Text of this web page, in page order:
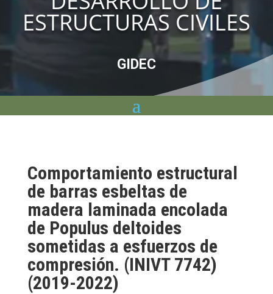
ESTRUCTURAS CIVILES
GIDEC
Comportamiento estructural
de barras esbeltas de
madera laminada encolada
de Populus deltoides
sometidas a esfuerzos de
compresión. (INIVT 7742)
(2019-2022)